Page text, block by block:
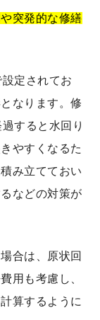
突発的な修繕
定されてお
なります。修
すると水回り
やすくなるた
み立てておい
などの対策が
合は、原状回
用も考慮し、
算するように